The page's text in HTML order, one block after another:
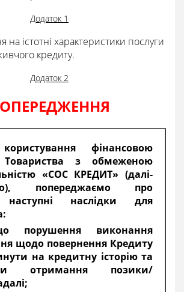
Додаток 1
на істотні характеристики послуги
кредиту.
Додаток 2
фінансовою
Товариства з обмеженою
«СОС КРЕДИТ» (далі-
попереджаємо про
наслідки для
виконання
щодо повернення Кредиту
на кредитну історію та
отримання позики/